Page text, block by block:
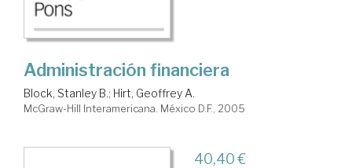
Administración financiera
Block, Stanley B.; Hirt, Geoffrey A.
McGraw-Hill Interamericana. México D.F., 2005
40,40 €